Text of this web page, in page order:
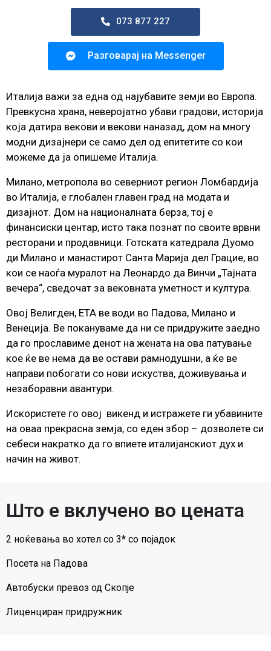
073 877 227
Разговарај на Messenger
Италија важи за една од најубавите земји во Европа.
Превкусна храна, неверојатно убави градови, историја
која датира векови и векови наназад, дом на многу
модни дизајнери се само дел од епитетите со кои
можеме да ја опишеме Италија.
Милано, метропола во северниот регион Ломбардија
во Италија, е глобален главен град на модата и
дизајнот. Дом на националната берза, тој е
финансиски центар, исто така познат по своите врвни
ресторани и продавници. Готската катедрала Дуомо
ди Милано и манастирот Санта Марија дел Грацие, во
кои се наоѓа муралот на Леонардо да Винчи „Тајната
вечера“, сведочат за вековната уметност и култура.
Овој Велигден, ЕТА ве води во Падова, Милано и
Венеција. Ве покануваме да ни се придружите заедно
да го прославиме денот на жената на ова патување
кое ќе ве нема да ве остави рамнодушни, а ќе ве
направи побогати со нови искуства, доживувања и
незаборавни авантури.
Искористете го овој викенд и истражете ги убавините
на оваа прекрасна земја, со еден збор – дозволете си
себеси накратко да го впиете италијанскиот дух и
начин на живот.
Што е вклучено во цената
2 ноќевања во хотел со 3* со појадок
Посета на Падова
Автобуски превоз од Скопје
Лиценциран придружник